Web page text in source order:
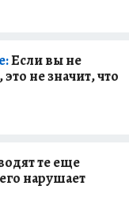
Если вы не
не значит, что
те еще
нарушает